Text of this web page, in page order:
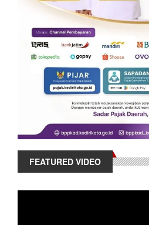
FEATURED VIDEO